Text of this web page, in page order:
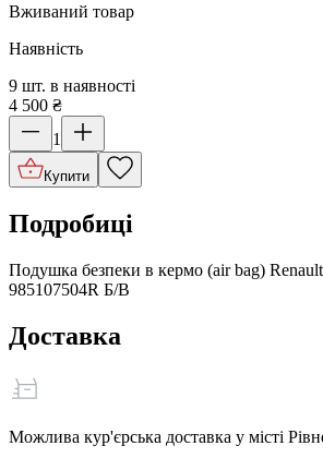
Вживаний товар
Наявність
9 шт. в наявності
4 500 ₴
1
Купити
Подробиці
Подушка безпеки в кермо (air bag)
985107504R Б/В
Доставка
Можлива кур'єрська доставка у місті